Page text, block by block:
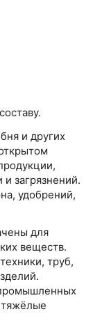
и других
загрязнений.
удобрений,
для
веществ.
труб,
тяжёлые